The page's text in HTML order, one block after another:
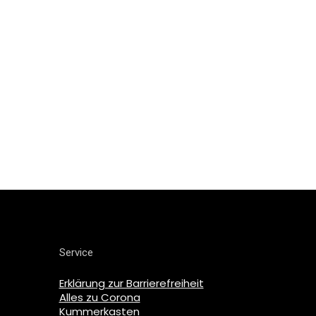
Service
Erklärung zur Barrierefreiheit
Alles zu Corona
Kummerkasten